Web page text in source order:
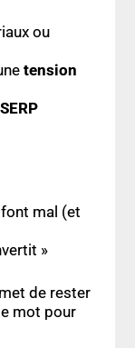
ou
tension
mal (et
»
de rester
mot pour